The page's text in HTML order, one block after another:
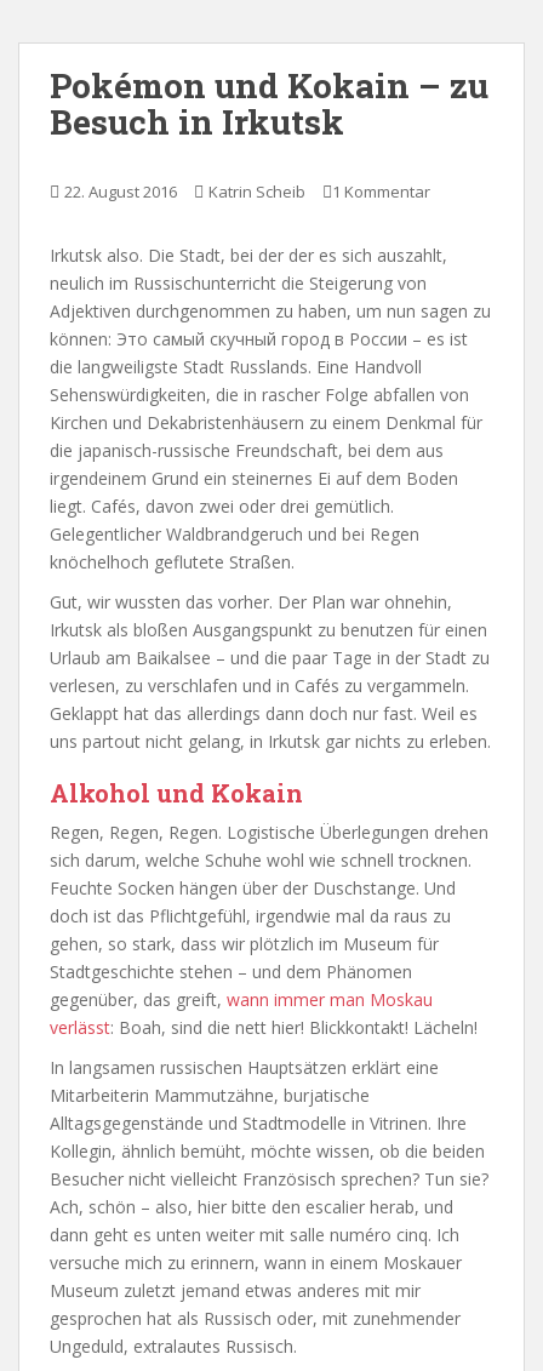
Pokémon und Kokain – zu
Besuch in Irkutsk
22. August 2016 Katrin Scheib 1 Kommentar
Irkutsk also. Die Stadt, bei der der es sich auszahlt,
neulich im Russischunterricht die Steigerung von
Adjektiven durchgenommen zu haben, um nun sagen zu
können: Это самый скучный город в России – es ist
die langweiligste Stadt Russlands. Eine Handvoll
Sehenswürdigkeiten, die in rascher Folge abfallen von
Kirchen und Dekabristenhäusern zu einem Denkmal für
die japanisch-russische Freundschaft, bei dem aus
irgendeinem Grund ein steinernes Ei auf dem Boden
liegt. Cafés, davon zwei oder drei gemütlich.
Gelegentlicher Waldbrandgeruch und bei Regen
knöchelhoch geflutete Straßen.
Gut, wir wussten das vorher. Der Plan war ohnehin,
Irkutsk als bloßen Ausgangspunkt zu benutzen für einen
Urlaub am Baikalsee – und die paar Tage in der Stadt zu
verlesen, zu verschlafen und in Cafés zu vergammeln.
Geklappt hat das allerdings dann doch nur fast. Weil es
uns partout nicht gelang, in Irkutsk gar nichts zu erleben.
Alkohol und Kokain
Regen, Regen, Regen. Logistische Überlegungen drehen
sich darum, welche Schuhe wohl wie schnell trocknen.
Feuchte Socken hängen über der Duschstange. Und
doch ist das Pflichtgefühl, irgendwie mal da raus zu
gehen, so stark, dass wir plötzlich im Museum für
Stadtgeschichte stehen – und dem Phänomen
gegenüber, das greift, wann immer man Moskau
verlässt: Boah, sind die nett hier! Blickkontakt! Lächeln!
In langsamen russischen Hauptsätzen erklärt eine
Mitarbeiterin Mammutzähne, burjatische
Alltagsgegenstände und Stadtmodelle in Vitrinen. Ihre
Kollegin, ähnlich bemüht, möchte wissen, ob die beiden
Besucher nicht vielleicht Französisch sprechen? Tun sie?
Ach, schön – also, hier bitte den escalier herab, und
dann geht es unten weiter mit salle numéro cinq. Ich
versuche mich zu erinnern, wann in einem Moskauer
Museum zuletzt jemand etwas anderes mit mir
gesprochen hat als Russisch oder, mit zunehmender
Ungeduld, extralautes Russisch.